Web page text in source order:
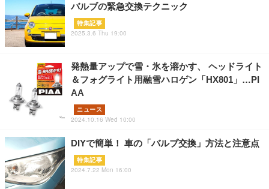
バルブの緊急交換テクニック
特集記事
2025.3.6 Thu 19:00
発熱量アップで雪・氷を溶かす、 ヘッドライト
＆フォグライト用融雪ハロゲン「HX801」…PI
AA
ニュース
2024.10.16 Wed 10:00
DIYで簡単！ 車の「バルブ交換」方法と注意点
特集記事
2024.7.22 Mon 16:00